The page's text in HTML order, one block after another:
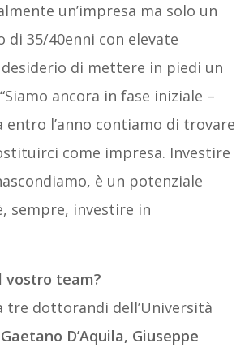
un’impresa ma solo un
di 35/40enni con elevate
di mettere in piedi un
ancora in fase iniziale –
entro l’anno contiamo di trovare
come impresa. Investire
è un potenziale
sempre, investire in
vostro team?
dottorandi dell’Università
D’Aquila, Giuseppe